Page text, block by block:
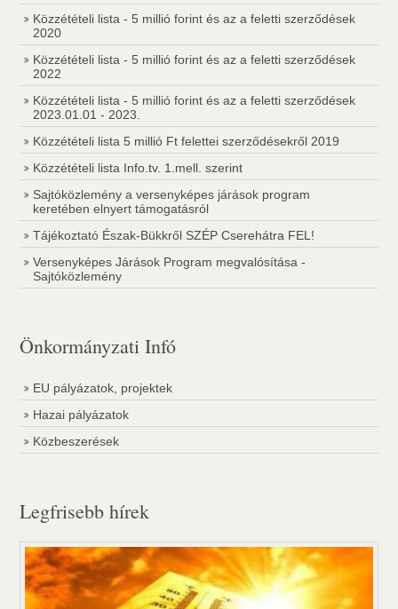
Közzétételi lista - 5 millió forint és az a feletti szerződések
2020
Közzétételi lista - 5 millió forint és az a feletti szerződések
2022
Közzétételi lista - 5 millió forint és az a feletti szerződések
2023.01.01 - 2023.
Közzétételi lista 5 millió Ft felettei szerződésekről 2019
Közzétételi lista Info.tv. 1.mell. szerint
Sajtóközlemény a versenyképes járások program
keretében elnyert támogatásról
Tájékoztató Észak-Bükkről SZÉP Cserehátra FEL!
Versenyképes Járások Program megvalósítása -
Sajtóközlemény
Önkormányzati Infó
EU pályázatok, projektek
Hazai pályázatok
Közbeszerések
Legfrisebb hírek